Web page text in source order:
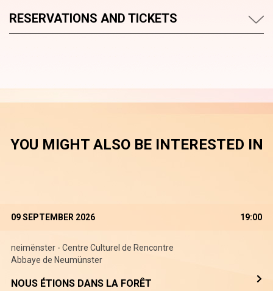
RESERVATIONS AND TICKETS
YOU MIGHT ALSO BE INTERESTED IN
09 SEPTEMBER 2026 19:00
neimënster - Centre Culturel de Rencontre
Abbaye de Neumünster
NOUS ÉTIONS DANS LA FORÊT